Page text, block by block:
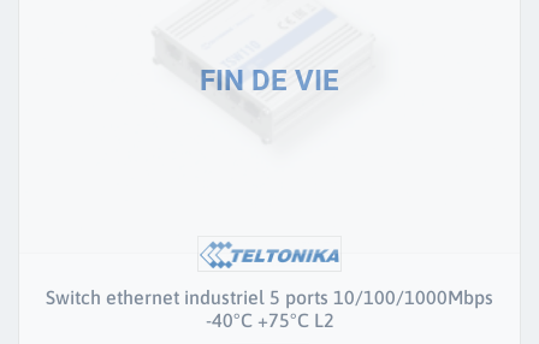
Switch ethernet industriel 5 ports 10/100/1000Mbps
-40°C +75°C L2